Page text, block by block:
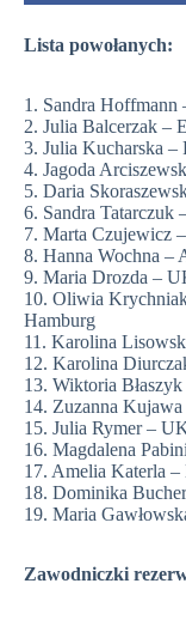
Lista powołanych:
1. Sandra Hoffmann
2. Julia Balcerzak –
3. Julia Kucharska
4. Jagoda
5. Daria
6. Sandra Tatarczuk
7. Marta Czujewicz
8. Hanna Wochna –
9. Maria Drozda –
10. Oliwia
Hamburg
11. Karolina
12. Karolina
13. Wiktoria
14. Zuzanna
15. Julia Rymer –
16. Magdalena
17. Amelia Katerla –
18. Dominika
19. Maria
Zawodniczki